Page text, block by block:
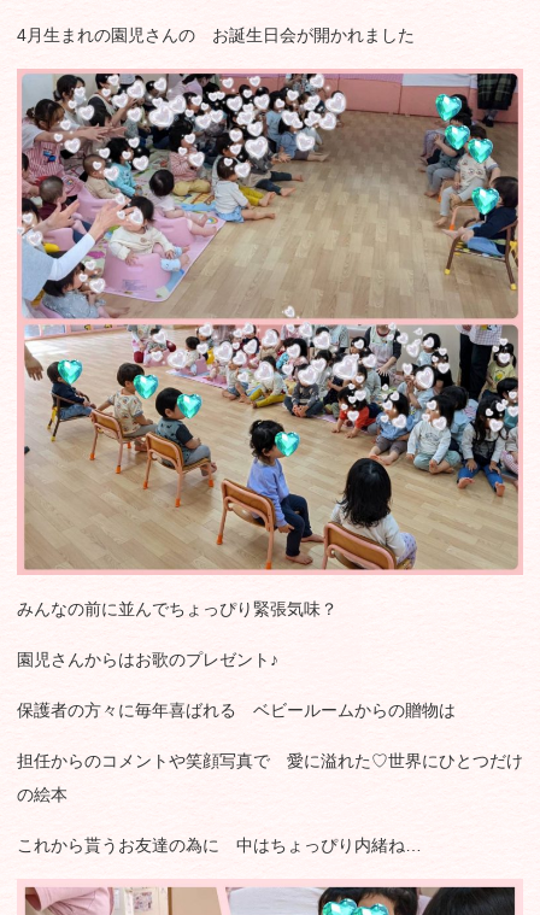
4月生まれの園児さんの お誕生日会が開かれました
みんなの前に並んでちょっぴり緊張気味？
園児さんからはお歌のプレゼント♪
保護者の方々に毎年喜ばれる ベビールームからの贈物は
担任からのコメントや笑顔写真で 愛に溢れた♡世界にひとつだけ
の絵本
これから貰うお友達の為に 中はちょっぴり内緒ね…